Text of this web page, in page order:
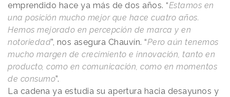
emprendido hace ya más de dos años. “Estamos en
una posición mucho mejor que hace cuatro años.
Hemos mejorado en percepción de marca y en
notoriedad”, nos asegura Chauvín. “Pero aún tenemos
mucho margen de crecimiento e innovación, tanto en
producto, como en comunicación, como en momentos
de consumo”.
La cadena ya estudia su apertura hacia desayunos y